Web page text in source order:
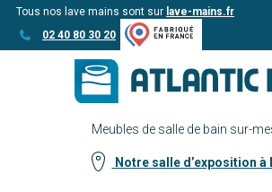
Aller
au
Aller au
contenu
Tous nos lave mains sont sur lave-mains.fr
02 40 80 30 20
Meubles de salle de bain sur-
Notre salle d’exposition à